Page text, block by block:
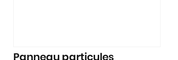
Panneau particules